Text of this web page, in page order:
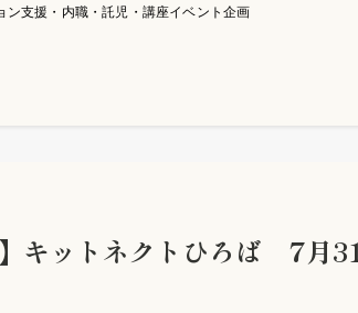
支援・内職・託児・講座イベント企画
】キットネクトひろば 7月